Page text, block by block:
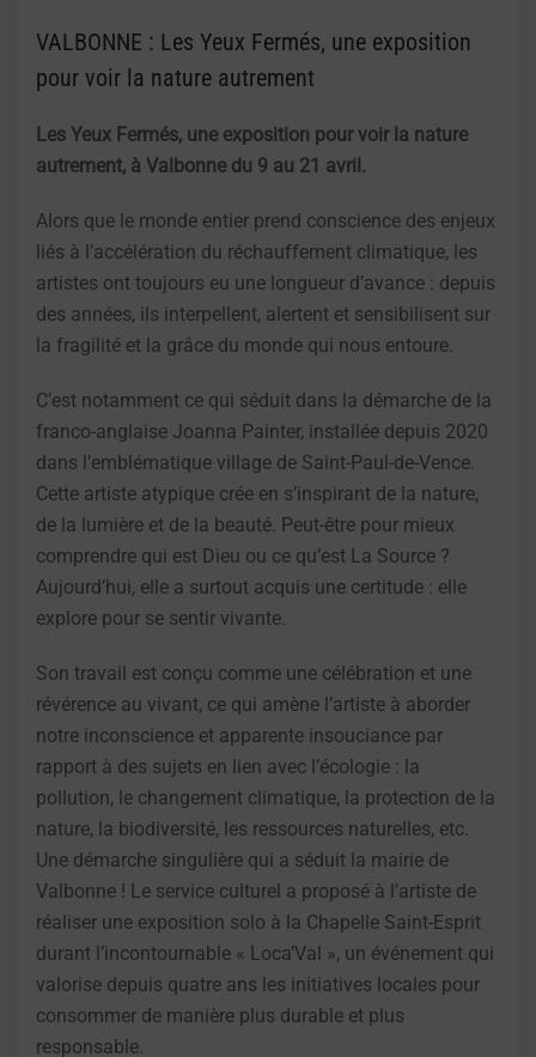
VALBONNE : Les Yeux Fermés, une exposition
pour voir la nature autrement
Les Yeux Fermés, une exposition pour voir la nature
autrement, à Valbonne du 9 au 21 avril.
Alors que le monde entier prend conscience des enjeux
liés à l’accélération du réchauffement climatique, les
artistes ont toujours eu une longueur d’avance : depuis
des années, ils interpellent, alertent et sensibilisent sur
la fragilité et la grâce du monde qui nous entoure.
C’est notamment ce qui séduit dans la démarche de la
franco-anglaise Joanna Painter, installée depuis 2020
dans l’emblématique village de Saint-Paul-de-Vence.
Cette artiste atypique crée en s’inspirant de la nature,
de la lumière et de la beauté. Peut-être pour mieux
comprendre qui est Dieu ou ce qu’est La Source ?
Aujourd’hui, elle a surtout acquis une certitude : elle
explore pour se sentir vivante.
Son travail est conçu comme une célébration et une
révérence au vivant, ce qui amène l’artiste à aborder
notre inconscience et apparente insouciance par
rapport à des sujets en lien avec l’écologie : la
pollution, le changement climatique, la protection de la
nature, la biodiversité, les ressources naturelles, etc.
Une démarche singulière qui a séduit la mairie de
Valbonne ! Le service culturel a proposé à l’artiste de
réaliser une exposition solo à la Chapelle Saint-Esprit
durant l’incontournable « Loca’Val », un événement qui
valorise depuis quatre ans les initiatives locales pour
consommer de manière plus durable et plus
responsable.